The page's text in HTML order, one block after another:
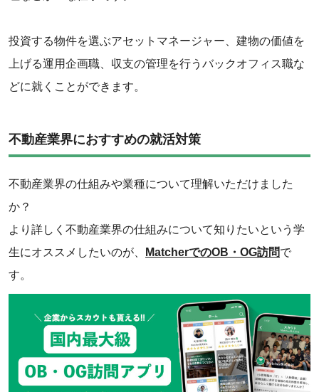
投資する物件を選ぶアセットマネージャー、建物の価値を
上げる運用企画職、収支の管理を行うバックオフィス職な
どに就くことができます。
不動産業界におすすめの就活対策
不動産業界の仕組みや業種について理解いただけました
か？
‌より詳しく不動産業界の仕組みについて知りたいという学
生にオススメしたいのが、
MatcherでのOB・OG訪問で
す。